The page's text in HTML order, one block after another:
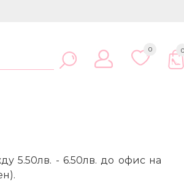
0
0
5.50лв. - 6.50лв. до офис на